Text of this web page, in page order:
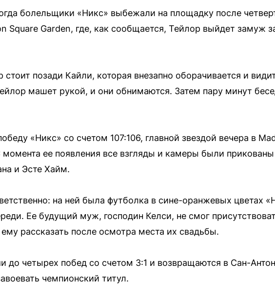
болельщики «Никс» выбежали на площадку после
Square Garden, где, как сообщается, Тейлор выйдет замуж
позади Кайли, которая внезапно оборачивается и
машет рукой, и они обнимаются. Затем пару минут
«Никс» со счетом 107:106, главной звездой вечера в
момента ее появления все взгляды и камеры были прикованы
и Эсте Хайм.
на ней была футболка в сине-оранжевых цветах
Ее будущий муж, господин Келси, не смог
рассказать после осмотра места их свадьбы.
до четырех побед со счетом 3:1 и возвращаются в Сан-
чемпионский титул.